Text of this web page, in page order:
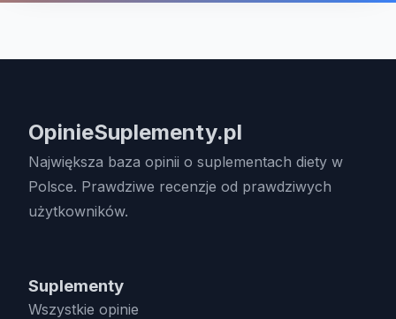
OpinieSuplementy.pl
Największa baza opinii o suplementach diety w
Polsce. Prawdziwe recenzje od prawdziwych
użytkowników.
Suplementy
Wszystkie opinie